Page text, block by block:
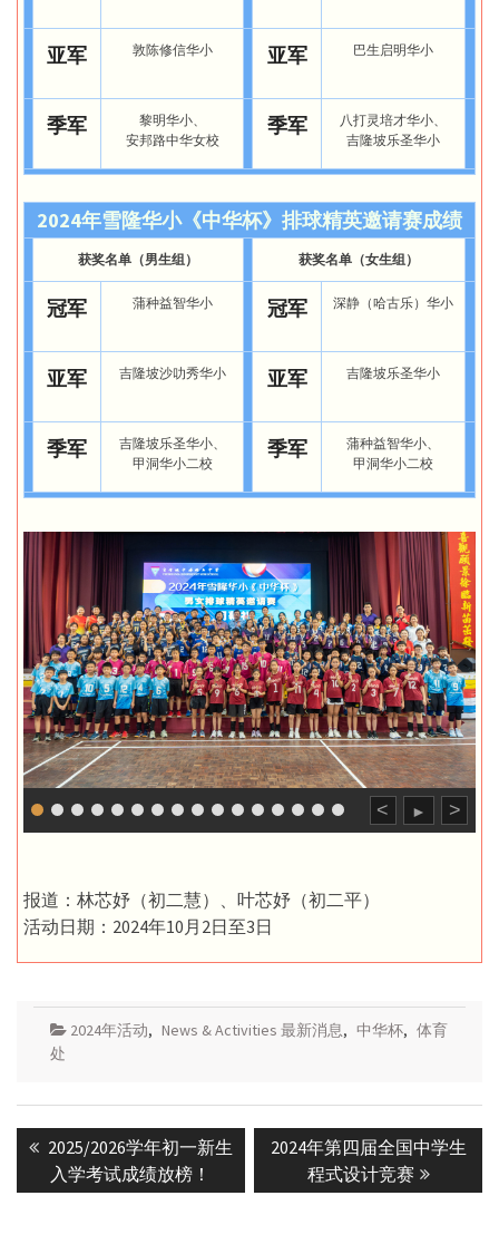
亚军 敦陈修信华小 亚军 巴生启明华小
季军
黎明华小、
安邦路中华女校
季军
八打灵培才华小、
吉隆坡乐圣华小
2024年雪隆华小《中华杯》排球精英邀请赛成绩
获奖名单（男生组） 获奖名单（女生组）
冠军 蒲种益智华小 冠军 深静（哈古乐）华小
亚军 吉隆坡沙叻秀华小 亚军 吉隆坡乐圣华小
季军
吉隆坡乐圣华小、
甲洞华小二校
季军
蒲种益智华小、
甲洞华小二校
< ► >
报道：林芯妤（初二慧）、叶芯妤（初二平）
活动日期：2024年10月2日至3日
2024年活动, News & Activities 最新消息, 中华杯, 体育
处
Post
navigation
Previous
post:
2025/2026学年初一新生
入学考试成绩放榜！
Next
post:
2024年第四届全国中学生
程式设计竞赛